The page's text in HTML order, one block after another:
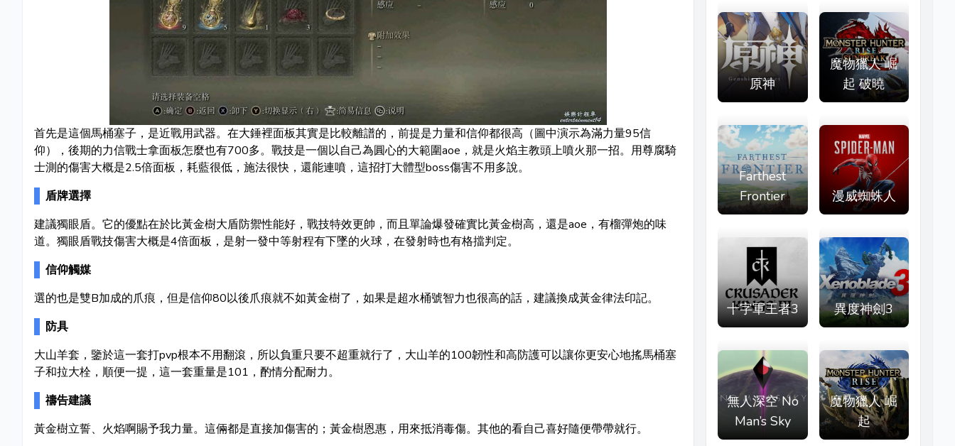
首先是這個馬桶塞子，是近戰用武器。在大錘裡面板其實是比較離譜的，前提是力量和信仰都很高（圖中演示為滿力量95信
仰），後期的力信戰士拿面板怎麼也有700多。戰技是一個以自己為圓心的大範圍aoe，就是火焰主教頭上噴火那一招。用尊腐騎
士測的傷害大概是2.5倍面板，耗藍很低，施法很快，還能連噴，這招打大體型boss傷害不用多說。
盾牌選擇
建議獨眼盾。它的優點在於比黃金樹大盾防禦性能好，戰技特效更帥，而且單論爆發確實比黃金樹高，還是aoe，有榴彈炮的味
道。獨眼盾戰技傷害大概是4倍面板，是射一發中等射程有下墜的火球，在發射時也有格擋判定。
信仰觸媒
選的也是雙B加成的爪痕，但是信仰80以後爪痕就不如黃金樹了，如果是超水桶號智力也很高的話，建議換成黃金律法印記。
防具
大山羊套，鑒於這一套打pvp根本不用翻滾，所以負重只要不超重就行了，大山羊的100韌性和高防護可以讓你更安心地搖馬桶塞
子和拉大栓，順便一提，這一套重量是101，酌情分配耐力。
禱告建議
黃金樹立誓、火焰啊賜予我力量。這倆都是直接加傷害的；黃金樹恩惠，用來抵消毒傷。其他的看自己喜好隨便帶帶就行。
原神
魔物獵人 崛
起 破曉
Farthest
Frontier
漫威蜘蛛人
十字軍王者3 異度神劍3
無人深空 No
Man’s Sky
魔物獵人 崛
起